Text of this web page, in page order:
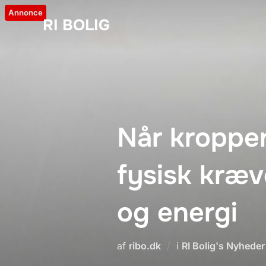
Videre
til
RI BOLIG
Annonce
Når
fysisk
og energi
af ribo.dk i RI Bolig's Nyheder